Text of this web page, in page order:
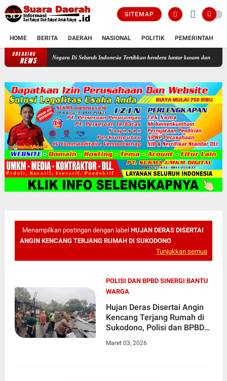
SITEMAP
HOME BERITA DAERAH NASIONAL POLITIK PEMERINTAH
BREAKING
NEWS Profesor Minta Presiden RI Perintahkan Semua Aparatur Negara Di
Menampilkan postingan dengan label HUJAN DERAS DISERTAI
ANGIN KENCANG TERJANG RUMAH DI SUKODONO
Tunjukkan semua
POLISI DAN BPBD SINERGI BANTU
WARGA
Hujan Deras Disertai Angin
Kencang Terjang Rumah di
Sukodono, Polisi dan BPBD
Maret 03, 2026